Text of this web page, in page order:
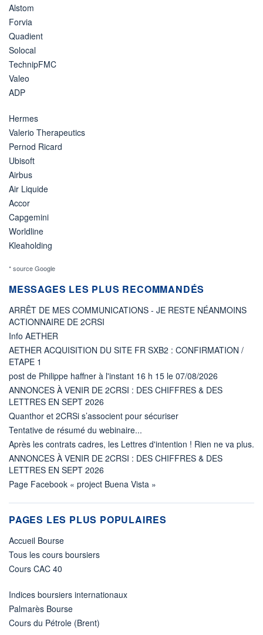
Alstom
Forvia
Quadient
Solocal
TechnipFMC
Valeo
ADP
Hermes
Valerio Therapeutics
Pernod Ricard
Ubisoft
Airbus
Air Liquide
Accor
Capgemini
Worldline
Kleaholding
* source Google
MESSAGES LES PLUS RECOMMANDÉS
ARRÊT DE MES COMMUNICATIONS - JE RESTE NÉANMOINS
ACTIONNAIRE DE 2CRSI
Info AETHER
AETHER ACQUISITION DU SITE FR SXB2 : CONFIRMATION /
ETAPE 1
post de Philippe haffner à l'instant 16 h 15 le 07/08/2026
ANNONCES À VENIR DE 2CRSI : DES CHIFFRES & DES
LETTRES EN SEPT 2026
Quanthor et 2CRSi s’associent pour sécuriser
Tentative de résumé du webinaire...
Après les contrats cadres, les Lettres d'intention ! Rien ne va plus.
ANNONCES À VENIR DE 2CRSI : DES CHIFFRES & DES
LETTRES EN SEPT 2026
Page Facebook « project Buena Vista »
PAGES LES PLUS POPULAIRES
Accueil Bourse
Tous les cours boursiers
Cours CAC 40
Indices boursiers internationaux
Palmarès Bourse
Cours du Pétrole (Brent)